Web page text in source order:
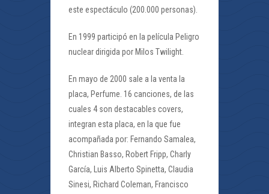
este espectáculo (200.000 personas).
En 1999 participó en la película Peligro
nuclear dirigida por Milos Twilight.
En mayo de 2000 sale a la venta la
placa, Perfume. 16 canciones, de las
cuales 4 son destacables covers,
integran esta placa, en la que fue
acompañada por: Fernando Samalea,
Christian Basso, Robert Fripp, Charly
García, Luis Alberto Spinetta, Claudia
Sinesi, Richard Coleman, Francisco